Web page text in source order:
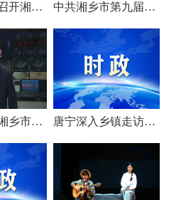
谭何龙主持召开湘乡市第九届市委常委会（扩大）会议 中共湘乡市第九届委员会举行第一次全体会议 选举产生新一届市委常委班子
中国共产党湘乡市第九次代表大会胜利闭幕 唐宁深入乡镇走访调研